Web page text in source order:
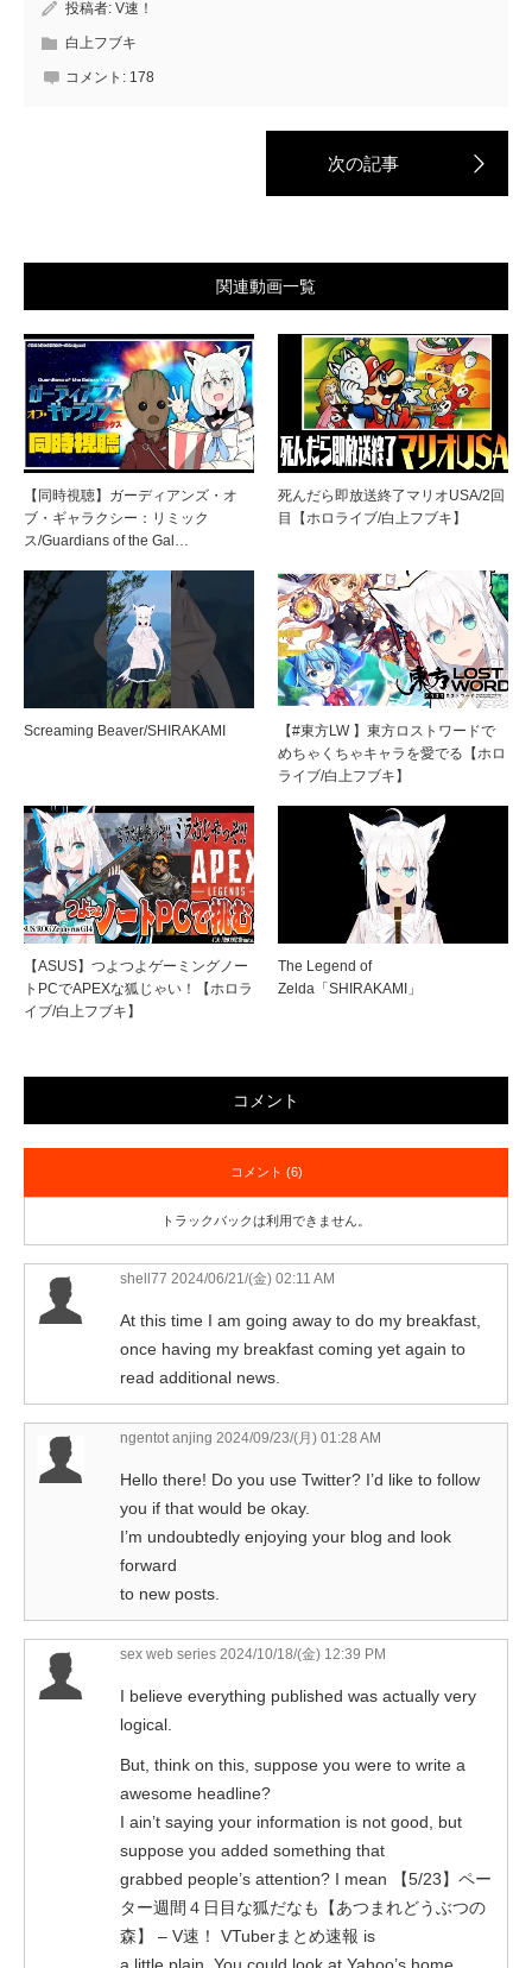
投稿者: V速！
白上フブキ
コメント: 178
関連動画一覧
【同時視聴】ガーディアンズ・オ
ブ・ギャラクシー：リミック
ス/Guardians of the Gal…
死んだら即放送終了マリオUSA/2回
目【ホロライブ/白上フブキ】
Screaming Beaver/SHIRAKAMI
【#東方LW 】東方ロストワードで
めちゃくちゃキャラを愛でる【ホロ
ライブ/白上フブキ】
【ASUS】つよつよゲーミングノー
トPCでAPEXな狐じゃい！【ホロラ
イブ/白上フブキ】
The Legend of
Zelda「SHIRAKAMI」
コメント
コメント (6)
トラックバックは利用できません。
shell77 2024/06/21/(金) 02:11 AM
At this time I am going away to do my breakfast,
once having my breakfast coming yet again to
read additional news.
ngentot anjing 2024/09/23/(月) 01:28 AM
Hello there! Do you use Twitter? I’d like to follow
you if that would be okay.
I’m undoubtedly enjoying your blog and look
forward
to new posts.
sex web series 2024/10/18/(金) 12:39 PM
I believe everything published was actually very
logical.
But, think on this, suppose you were to write a
awesome headline?
I ain’t saying your information is not good, but
suppose you added something that
grabbed people’s attention? I mean 【5/23】ペー
ター週間４日目な狐だなも【あつまれどうぶつの
森】 – V速！ VTuberまとめ速報 is